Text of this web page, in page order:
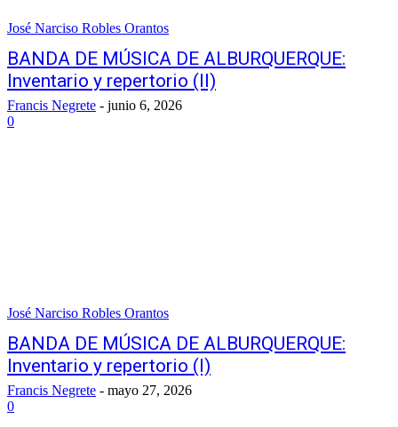
José Narciso Robles Orantos
BANDA DE MÚSICA DE ALBURQUERQUE:
Inventario y repertorio (II)
Francis Negrete - junio 6, 2026
0
José Narciso Robles Orantos
BANDA DE MÚSICA DE ALBURQUERQUE:
Inventario y repertorio (I)
Francis Negrete - mayo 27, 2026
0